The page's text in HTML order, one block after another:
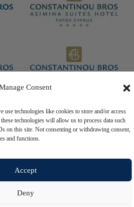
Consent
use technologies like cookies to store and/or access
technologies will allow us to process data such
on this site. Not consenting or withdrawing consent,
and functions.
Accept
Deny
Bros Hotels Ltd Tutti i diritti riservati.
daNELIOS